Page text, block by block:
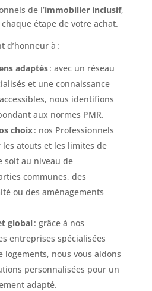
de l’immobilier inclusif,
étape de votre achat.
d’honneur à :
adaptés: avec un réseau
et une connaissance
nous identifions
aux normes PMR.
choix: nos Professionnels
atouts et les limites de
soit au niveau de
communes, des
ou des aménagements
global: grâce à nos
entreprises spécialisées
logements, nous vous aidons
personnalisées pour un
adapté.